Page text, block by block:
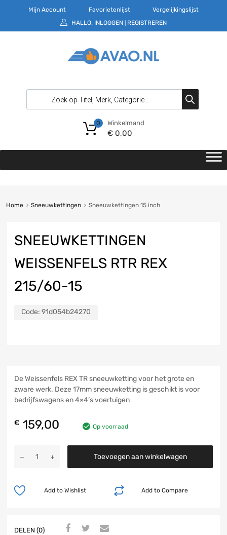
Mijn Account Favorietenlijst
Vergelijkingslijst
HALLO. INLOGGEN REGISTREREN
Winkelmand
€0,00
0
Home Sneeuwkettingen Sneeuwkettingen 15 inch
SNEEUWKETTINGEN
WEISSENFELS RTR REX
215/60-15
Code: 91d054b24270
De Weissenfels REX TR sneeuwketting voor het grote en
zware werk. Deze 17mm sneeuwketting is geschikt is voor
bedrijfswagens en 4×4’s voertuigen
€ 159,00 Op voorraad
Toevoegen aan winkelwagen
Add to Compare
Add to Wishlist
DELEN (0)